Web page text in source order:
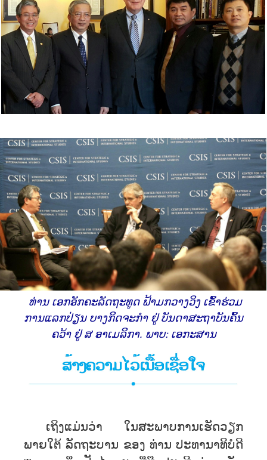
ທ່ານ ເອກອັກຄະລັດຖະທູດ ຟ້າມກວາງວິງ ເຂົ້າຮ່ວມ
ການແລກປ່ຽນ ບາງກິດຈະກຳ ຢູ່ ບັນດາສະຖາບັນຄົ້ນ
ຄວ້າ ຢູ່ ສ ອາເມລິກາ. ພາບ: ເອກະສານ
ເຖິງແມ່ນວ່າ ໃນສະພາບການເຮັດວຽກ
ພາຍໃຕ້ ລັດຖະບານ ຂອງ ທ່ານ ປະທານາທິບໍດີ